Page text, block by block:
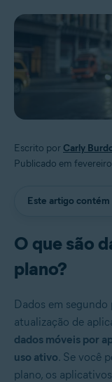
Escrito por Carly
Publicado em
Este artigo contém
O que são
plano?
Dados em
atualização de
dados móveis por
uso ativo. Se você
plano, os